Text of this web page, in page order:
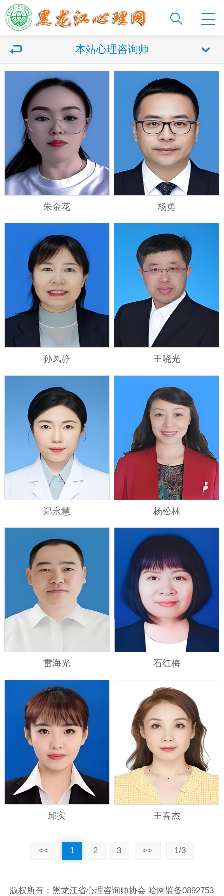
本站心理咨询师
朱金花 杨勇
孙凤静 王晓光
郑永慧 杨松林
雷海光 石红梅
邱实 王春杰
<< 1 2 3 >> 1/3
版权所有：黑龙江省心理咨询师协会 哈网监备0892753